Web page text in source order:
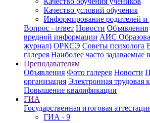
Качество условий обучения
Информирование родителей и
Вопрос - ответ Новости Объявления
вредной информации АИС
журнал) ОРКСЭ Советы психолога
галерея Наиболее часто задаваемые
Преподавателям
Объявления Фото галерея Новости
организация Электронная трудовая
Повышение квалификации
ГИА
Государственная итоговая
ГИА - 9